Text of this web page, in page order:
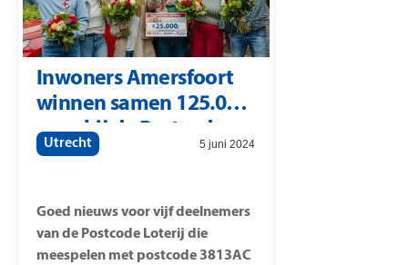
Inwoners Amersfoort
winnen samen 125.000
euro bij de Postcode
Loterij
Utrecht 5 juni 2024
Goed nieuws voor vijf deelnemers
van de Postcode Loterij die
meespelen met postcode 3813AC